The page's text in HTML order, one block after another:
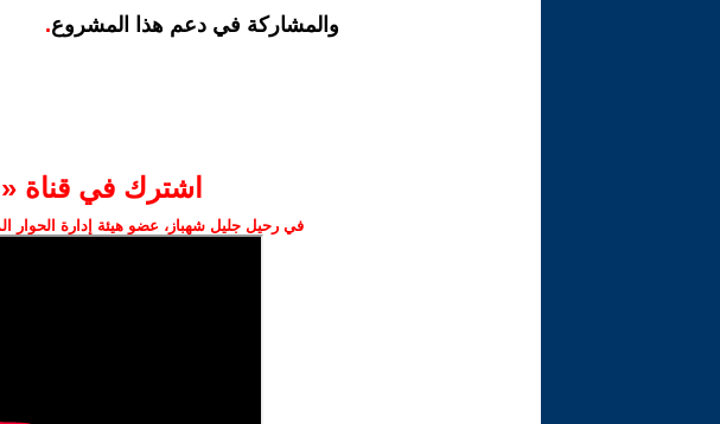
والمشاركة في دعم هذا المشروع.
اشترك في قناة
في رحيل جليل شهباز، عضو هيئة إدارة الحوار